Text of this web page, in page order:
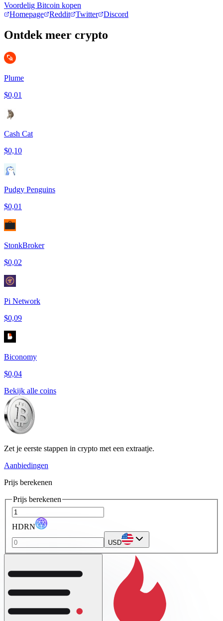
Voordelig Bitcoin kopen
Homepage
Reddit Twitter Discord
Ontdek meer crypto
Plume
$0,01
Cash Cat
$0,10
Pudgy Penguins
$0,01
StonkBroker
$0,02
Pi Network
$0,09
Biconomy
$0,04
Bekijk alle coins
Zet je eerste stappen in crypto met een extraatje.
Aanbiedingen
Prijs berekenen
Prijs berekenen
HDRN
USD